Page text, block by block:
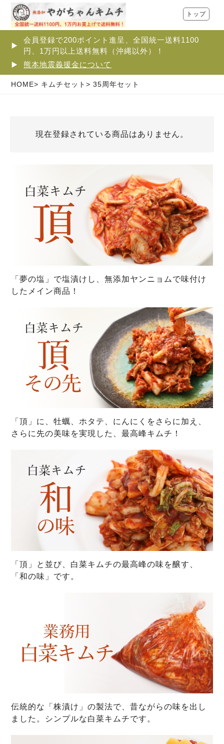
会員登録で200ポイント進呈、全国統一送料1100
円、1万円以上送料無料（沖縄以外）！
熊本地震義援金について
トップ
HOME キムチセット 35周年セット
現在登録されている商品はありません。
「夢の塩」で塩漬けし、無添加ヤンニョムで味付け
したメイン商品！
「頂」に、牡蠣、ホタテ、にんにくをさらに加え、
さらに先の美味を実現した、最高峰キムチ！
「頂」と並び、白菜キムチの最高峰の味を醸す、
「和の味」です。
伝統的な「株漬け」の製法で、昔ながらの味を出し
ました。シンプルな白菜キムチです。